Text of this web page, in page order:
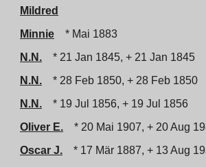
Mildred
Minnie
* Mai 1883
N.N.
* 21 Jan 1845, + 21 Jan 1845
N.N.
* 28 Feb 1850, + 28 Feb 1850
N.N.
* 19 Jul 1856, + 19 Jul 1856
Oliver E.
* 20 Mai 1907, + 20 Aug
Oscar J.
* 17 Mär 1887, + 13 Aug